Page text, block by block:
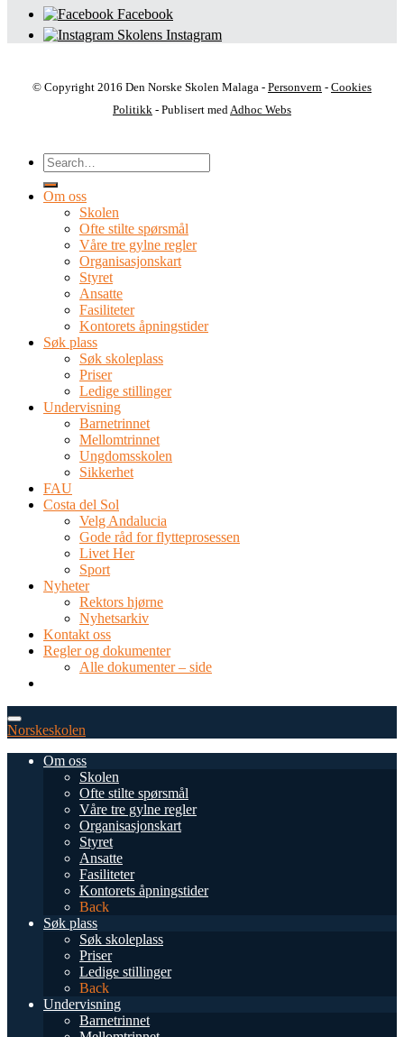
Facebook
Skolens Instagram
© Copyright 2016 Den Norske Skolen Malaga - Personvern - Cookies
Politikk - Publisert med Adhoc Webs
Om oss
Skolen
Ofte stilte spørsmål
Våre tre gylne regler
Organisasjonskart
Styret
Ansatte
Fasiliteter
Kontorets åpningstider
Søk plass
Søk skoleplass
Priser
Ledige stillinger
Undervisning
Barnetrinnet
Mellomtrinnet
Ungdomsskolen
Sikkerhet
FAU
Costa del Sol
Velg Andalucia
Gode råd for flytteprosessen
Livet Her
Sport
Nyheter
Rektors hjørne
Nyhetsarkiv
Kontakt oss
Regler og dokumenter
Alle dokumenter – side
Norskeskolen
Om oss
Skolen
Ofte stilte spørsmål
Våre tre gylne regler
Organisasjonskart
Styret
Ansatte
Fasiliteter
Kontorets åpningstider
Back
Søk plass
Søk skoleplass
Priser
Ledige stillinger
Back
Undervisning
Barnetrinnet